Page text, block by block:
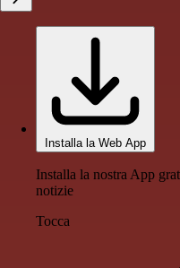
Installa la Web App
Installa la nostra App
notizie
Tocca